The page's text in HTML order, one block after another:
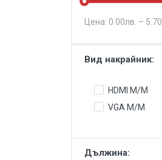
Цена: 0.00лв. – 5.70
Вид накрайник:
HDMI M/M
VGA M/M
Дължина: